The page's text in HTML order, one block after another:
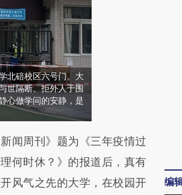
北碚校区六号门。大
世隔断、拒外人于围
心做学问的安静，是
头增加这段话：本文由第三方
财新文章
0z4p1Mhv]
周刊》题为《三年疫情过
何时休？》的报道后，真有
风气之先的大学，在校园开
编